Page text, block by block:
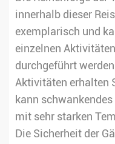
innerhalb dieser
exemplarisch und
einzelnen
durchgeführt
Aktivitäten erhalten
kann
mit sehr starken
Die Sicherheit der